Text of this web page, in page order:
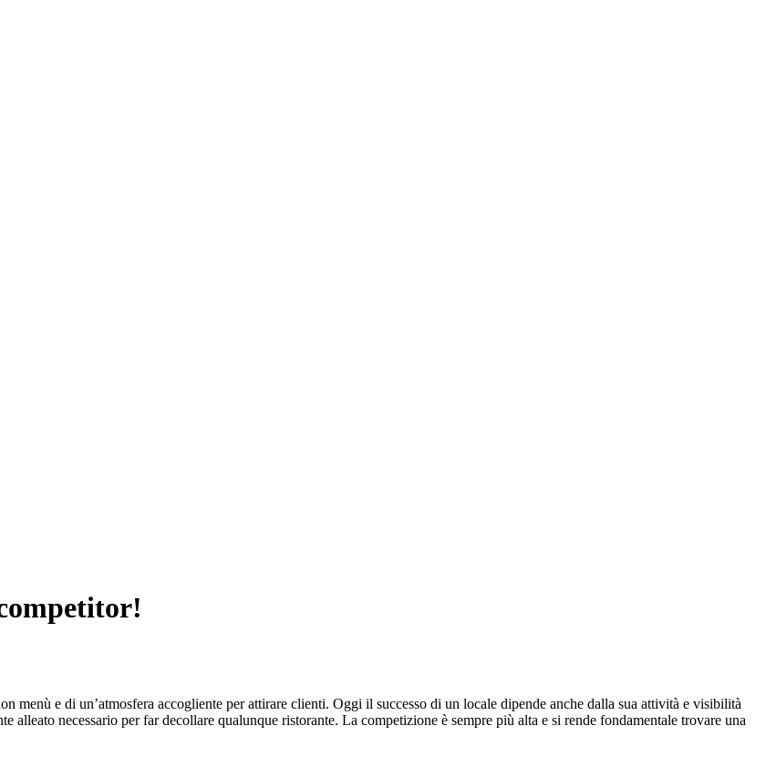
menù e di un’atmosfera accogliente per attirare clienti. Oggi il successo di un locale dipende anche dalla sua attività e visibilità
alleato necessario per far decollare qualunque ristorante. La competizione è sempre più alta e si rende fondamentale trovare una